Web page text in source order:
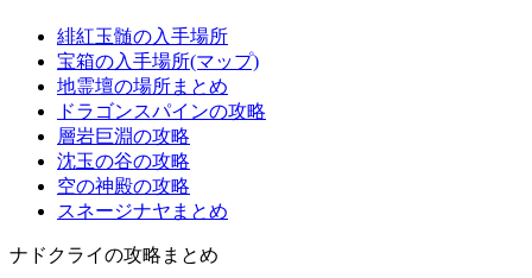
緋紅玉髄の入手場所
宝箱の入手場所(マップ)
地霊壇の場所まとめ
ドラゴンスパインの攻略
層岩巨淵の攻略
沈玉の谷の攻略
空の神殿の攻略
スネージナヤまとめ
ナドクライの攻略まとめ